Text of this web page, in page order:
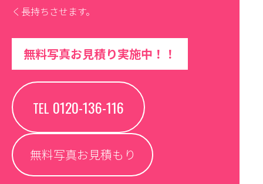
く長持ちさせます。
無料写真お見積り実施中！！
TEL 0120-136-116
無料写真お見積もり